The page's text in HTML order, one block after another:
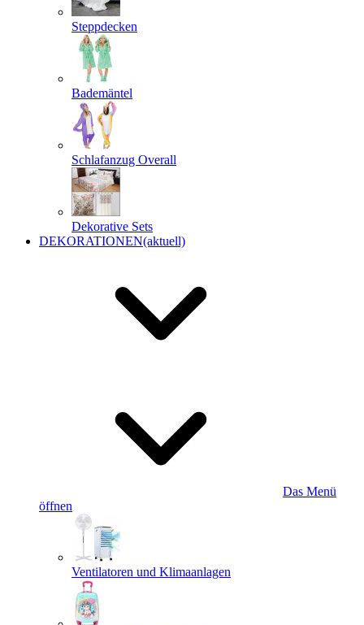
Steppdecken
Bademäntel
Schlafanzug Overall
Dekorative Sets
DEKORATIONEN(aktuell)
Das Menü
öffnen
Ventilatoren und Klimaanlagen